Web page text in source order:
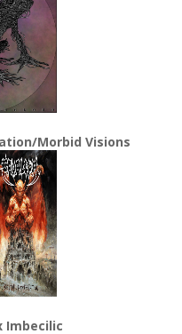
Morbid Visions
Imbecilic